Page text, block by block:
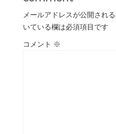
メールアドレスが公開され
いている欄は必須項目です
コメント ※